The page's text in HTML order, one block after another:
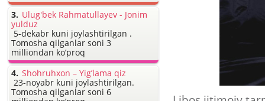
Ulug'bek Rahmatullayev - Jonim
yulduz
5-dekabr kuni joylashtirilgan .
Tomosha qilganlar soni 3
milliondan ko’proq
Shohruhxon – Yig’lama qiz
23-noyabr kuni joylashtirilgan.
Tomosha qilganlar soni 6